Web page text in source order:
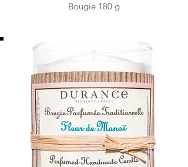
Bougie 180 g